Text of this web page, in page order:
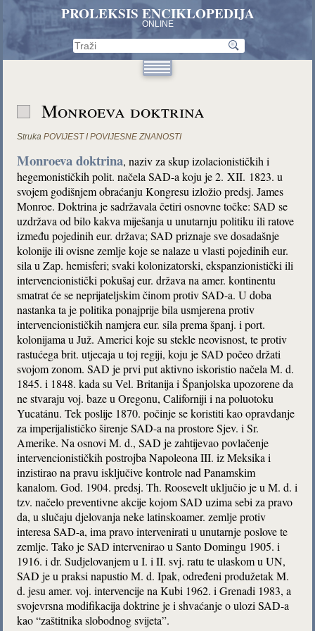
PROLEKSIS ENCIKLOPEDIJA
ONLINE
Monroeva doktrina
Struka POVIJEST I POVIJESNE ZNANOSTI
Monroeva doktrina, naziv za skup izolacionističkih i
hegemonističkih polit. načela SAD-a koju je 2. XII. 1823. u
svojem godišnjem obraćanju Kongresu izložio predsj. James
Monroe. Doktrina je sadržavala četiri osnovne točke: SAD se
uzdržava od bilo kakva miješanja u unutarnju politiku ili ratove
između pojedinih eur. država; SAD priznaje sve dosadašnje
kolonije ili ovisne zemlje koje se nalaze u vlasti pojedinih eur.
sila u Zap. hemisferi; svaki kolonizatorski, ekspanzionistički ili
intervencionistički pokušaj eur. država na amer. kontinentu
smatrat će se neprijateljskim činom protiv SAD-a. U doba
nastanka ta je politika ponajprije bila usmjerena protiv
intervencionističkih namjera eur. sila prema španj. i port.
kolonijama u Juž. Americi koje su stekle neovisnost, te protiv
rastućega brit. utjecaja u toj regiji, koju je SAD počeo držati
svojom zonom. SAD je prvi put aktivno iskoristio načela M. d.
1845. i 1848. kada su Vel. Britanija i Španjolska upozorene da
ne stvaraju voj. baze u Oregonu, Californiji i na poluotoku
Yucatánu. Tek poslije 1870. počinje se koristiti kao opravdanje
za imperijalističko širenje SAD-a na prostore Sjev. i Sr.
Amerike. Na osnovi M. d., SAD je zahtijevao povlačenje
intervencionističkih postrojba Napoleona III. iz Meksika i
inzistirao na pravu isključive kontrole nad Panamskim
kanalom. God. 1904. predsj. Th. Roosevelt uključio je u M. d. i
tzv. načelo preventivne akcije kojom SAD uzima sebi za pravo
da, u slučaju djelovanja neke latinskoamer. zemlje protiv
interesa SAD-a, ima pravo intervenirati u unutarnje poslove te
zemlje. Tako je SAD intervenirao u Santo Domingu 1905. i
1916. i dr. Sudjelovanjem u I. i II. svj. ratu te ulaskom u UN,
SAD je u praksi napustio M. d. Ipak, određeni produžetak M.
d. jesu amer. voj. intervencije na Kubi 1962. i Grenadi 1983, a
svojevrsna modifikacija doktrine je i shvaćanje o ulozi SAD-a
kao “zaštitnika slobodnog svijeta”.